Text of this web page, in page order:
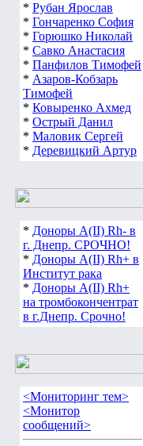
* Рубан Ярослав
* Гончаренко София
* Горюшко Николай
* Савко Анастасия
* Панфилов Тимофей
* Азаров-Кобзарь
Тимофей
* Ковыренко Ахмед
* Острый Данил
* Маловик Сергей
* Деревицкий Артур
* Доноры А(ІІ) Rh- в
г. Днепр. СРОЧНО!
* Доноры А(ІІ) Rh+ в
Институт рака
* Доноры А(ІІ) Rh+
на тромбокончентрат
в г.Днепр. Срочно!
<Мониторинг тем>
<Монитор
сообщений>